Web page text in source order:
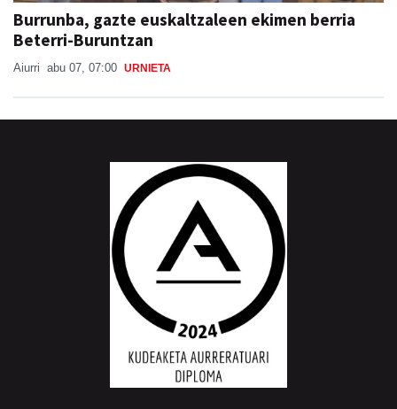
Burrunba, gazte euskaltzaleen ekimen berria
Beterri-Buruntzan
Aiurri abu 07, 07:00 URNIETA